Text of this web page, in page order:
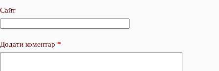
Сайт
Додати коментар *